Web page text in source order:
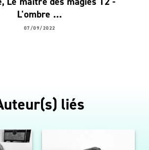
L'ombre …
07/09/2022
liés